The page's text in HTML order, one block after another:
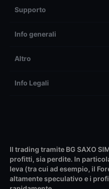
Supporto
Info generali
Altro
Info Legali
Il trading tramite BG SAXO
profitti, sia perdite. In
leva (tra cui ad esempio, il
altamente speculativo e i